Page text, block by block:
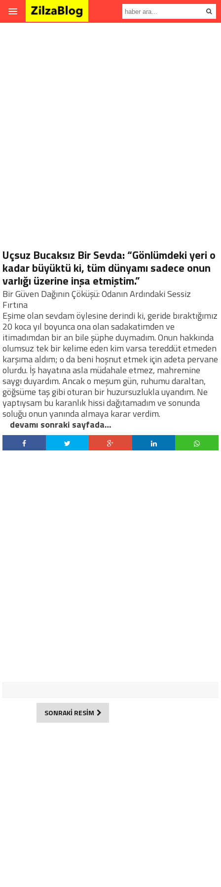
Uçsuz Bucaksız Bir Sevda: “Gönlümdeki yeri o
kadar büyüktü ki, tüm dünyamı sadece onun
varlığı üzerine inşa etmiştim.”
Bir Güven Dağının Çöküşü: Odanın Ardındaki Sessiz
Fırtına
Eşime olan sevdam öylesine derindi ki, geride bıraktığımız
20 koca yıl boyunca ona olan sadakatimden ve
itimadımdan bir an bile şüphe duymadım. Onun hakkında
olumsuz tek bir kelime eden kim varsa tereddüt etmeden
karşıma aldım; o da beni hoşnut etmek için adeta pervane
olurdu. İş hayatına asla müdahale etmez, mahremine
saygı duyardım. Ancak o meşum gün, ruhumu daraltan,
göğsüme taş gibi oturan bir huzursuzlukla uyandım. Ne
yaptıysam bu karanlık hissi dağıtamadım ve sonunda
soluğu onun yanında almaya karar verdim.
devamı sonraki sayfada…
SONRAKİ RESİM